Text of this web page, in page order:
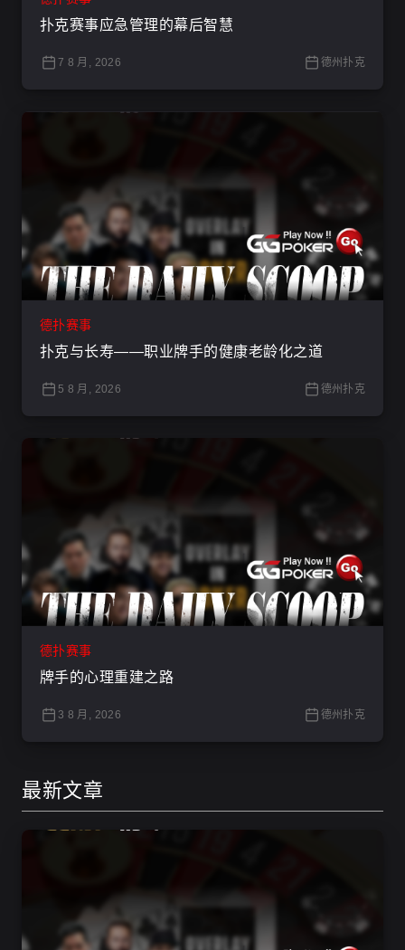
扑克赛事应急管理的幕后智慧
7 8 月, 2026 德州扑克
德扑赛事
扑克与长寿——职业牌手的健康老龄化之道
5 8 月, 2026 德州扑克
德扑赛事
牌手的心理重建之路
3 8 月, 2026 德州扑克
最新文章